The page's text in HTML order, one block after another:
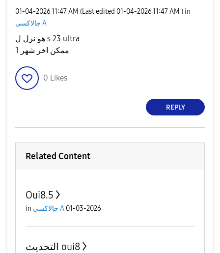
‎01-04-202611:47 AM (Last edited ‎01-04-202611:47 AM ) in
جالاكسى A
هو نزل ل s 23 ultra
ممكن اخر شهر 1
0 Likes
REPLY
Related Content
Oui8.5
in جالاكسى A 01-03-2026
التحديث oui8